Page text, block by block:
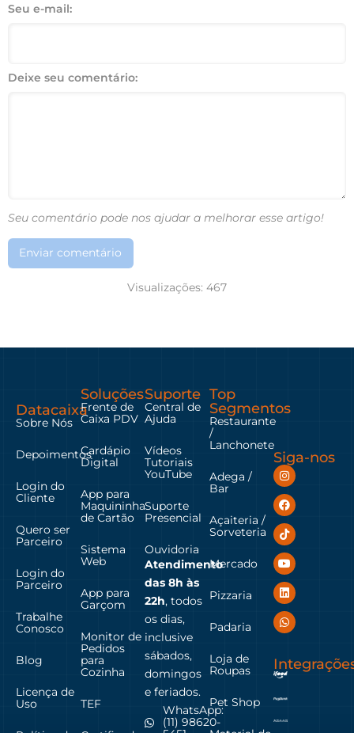
Seu e-mail:
Deixe seu comentário:
Seu comentário pode nos ajudar a melhorar esse artigo!
Enviar comentário
Visualizações: 467
Datacaixa
Sobre Nós
Depoimentos
Login do
Cliente
Quero ser
Parceiro
Login do
Parceiro
Trabalhe
Conosco
Blog
Licença de
Uso
Soluções
Frente de
Caixa PDV
Cardápio
Digital
App para
Maquininha
de Cartão
Sistema
Web
App para
Garçom
Monitor de
Pedidos
para
Cozinha
TEF
Suporte
Central de
Ajuda
Vídeos
Tutoriais
YouTube
Suporte
Presencial
Ouvidoria
Atendimento
das 8h às
22h, todos
os dias,
inclusive
sábados,
domingos
e feriados.
WhatsApp:
(11) 98620-
Top
Segmentos
Restaurante
/
Lanchonete
Adega /
Bar
Açaiteria /
Sorveteria
Mercado
Pizzaria
Padaria
Loja de
Roupas
Pet Shop
Siga-nos